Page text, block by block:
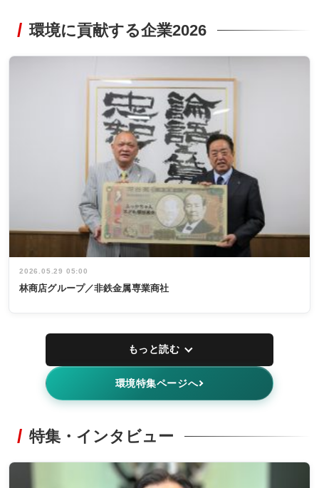
環境に貢献する企業2026
2026.05.29 05:00
林商店グループ／非鉄金属専業商社
もっと読む
環境特集ページへ
特集・インタビュー